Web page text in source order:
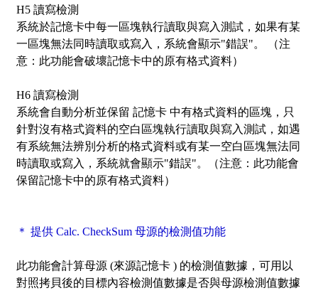
H5 讀寫檢測
系統於記憶卡中每一區塊執行讀取與寫入測試，如果有某
一區塊無法同時讀取或寫入，系統會顯示"錯誤"。 （注
意：此功能會破壞記憶卡中的原有格式資料）
H6 讀寫檢測
系統會自動分析並保留 記憶卡 中有格式資料的區塊，只
針對沒有格式資料的空白區塊執行讀取與寫入測試，如遇
有系統無法辨別分析的格式資料或有某一空白區塊無法同
時讀取或寫入，系統就會顯示"錯誤"。（注意：此功能會
保留記憶卡中的原有格式資料）
＊ 提供 Calc. CheckSum 母源的檢測值功能
此功能會計算母源 (來源記憶卡 ) 的檢測值數據，可用以
對照拷貝後的目標內容檢測值數據是否與母源檢測值數據